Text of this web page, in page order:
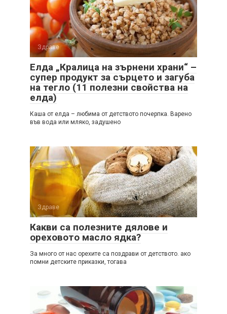
Здраве
Елда „Кралица на зърнени храни“ –
супер продукт за сърцето и загуба
на тегло (11 полезни свойства на
елда)
Каша от елда – любима от детството почерпка. Варено
във вода или мляко, задушено
Здраве
Какви са полезните дялове и
ореховото масло ядка?
За много от нас орехите са поздрави от детството. ако
помни детските приказки, тогава